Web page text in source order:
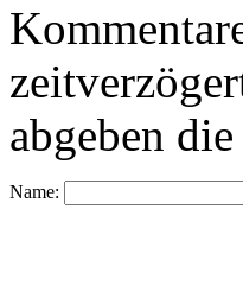
abgeben
Name: